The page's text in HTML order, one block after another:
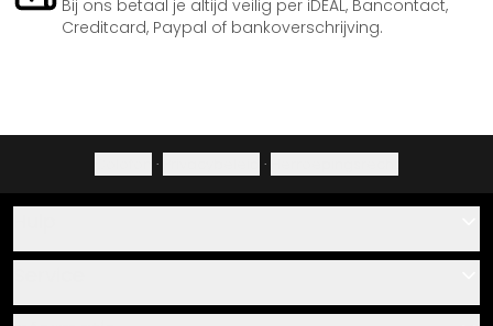
Bij ons betaal je altijd veilig per iDEAL, Bancontact,
Creditcard, Paypal of bankoverschrijving.
· ·
Over ons